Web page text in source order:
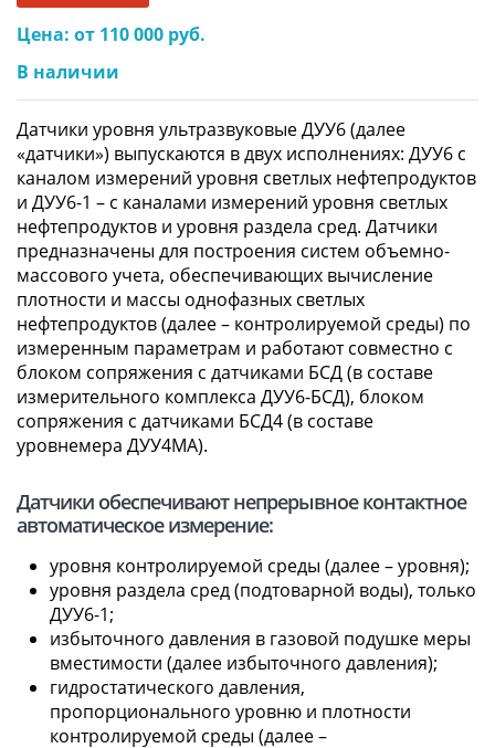
Цена: от 110 000 руб.
В наличии
Датчики уровня ультразвуковые ДУУ6 (далее
«датчики») выпускаются в двух исполнениях: ДУУ6 с
каналом измерений уровня светлых нефтепродуктов
и ДУУ6-1 – с каналами измерений уровня светлых
нефтепродуктов и уровня раздела сред. Датчики
предназначены для построения систем объемно-
массового учета, обеспечивающих вычисление
плотности и массы однофазных светлых
нефтепродуктов (далее – контролируемой среды) по
измеренным параметрам и работают совместно с
блоком сопряжения с датчиками БСД (в составе
измерительного комплекса ДУУ6-БСД), блоком
сопряжения с датчиками БСД4 (в составе
уровнемера ДУУ4МА).
Датчики обеспечивают непрерывное контактное
автоматическое измерение:
уровня контролируемой среды (далее – уровня);
уровня раздела сред (подтоварной воды), только
ДУУ6-1;
избыточного давления в газовой подушке меры
вместимости (далее избыточного давления);
гидростатического давления,
пропорционального уровню и плотности
контролируемой среды (далее –